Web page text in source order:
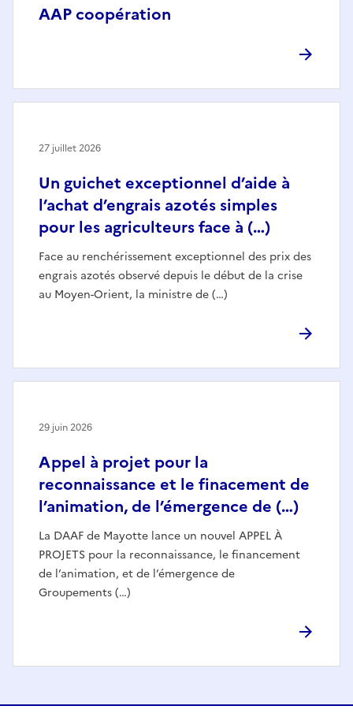
AAP coopération
Un guichet exceptionnel d’aide à
l’achat d’engrais azotés simples
pour les agriculteurs face à (…)
Face au renchérissement exceptionnel des prix des
engrais azotés observé depuis le début de la crise
au Moyen-Orient, la ministre de (…)
27 juillet 2026
Appel à projet pour la
reconnaissance et le finacement de
l’animation, de l’émergence de (…)
La DAAF de Mayotte lance un nouvel APPEL À
PROJETS pour la reconnaissance, le financement
de l’animation, et de l’émergence de
Groupements (…)
29 juin 2026